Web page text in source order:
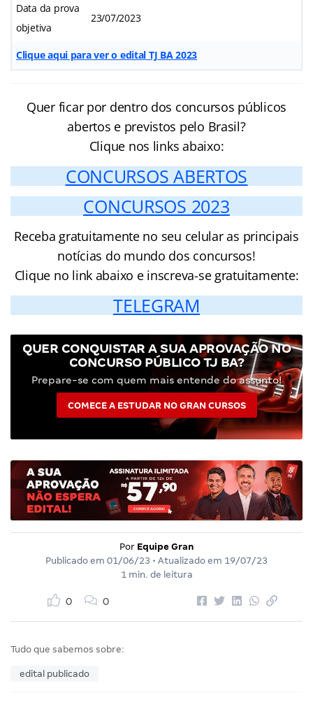
Data da prova
objetiva
23/07/2023
Clique aqui para ver o edital TJ BA 2023
Quer ficar por dentro dos concursos públicos
abertos e previstos pelo Brasil?
Clique nos links abaixo:
CONCURSOS ABERTOS
CONCURSOS 2023
Receba gratuitamente no seu celular as principais
notícias do mundo dos concursos!
Clique no link abaixo e inscreva-se gratuitamente:
TELEGRAM
QUER CONQUISTAR A SUA APROVAÇÃO NO
CONCURSO PÚBLICO TJ BA?
Prepare-se com quem mais entende do assunto!
COMECE A ESTUDAR NO GRAN CURSOS
Por Equipe Gran
Publicado em 01/06/23 • Atualizado em 19/07/23
1 min. de leitura
0 0
Tudo que sabemos sobre:
edital publicado